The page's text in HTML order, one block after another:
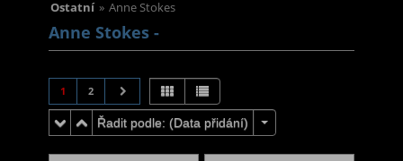
Ostatní » Anne Stokes
Anne Stokes -
1 2
Řadit podle: (Data přidání)